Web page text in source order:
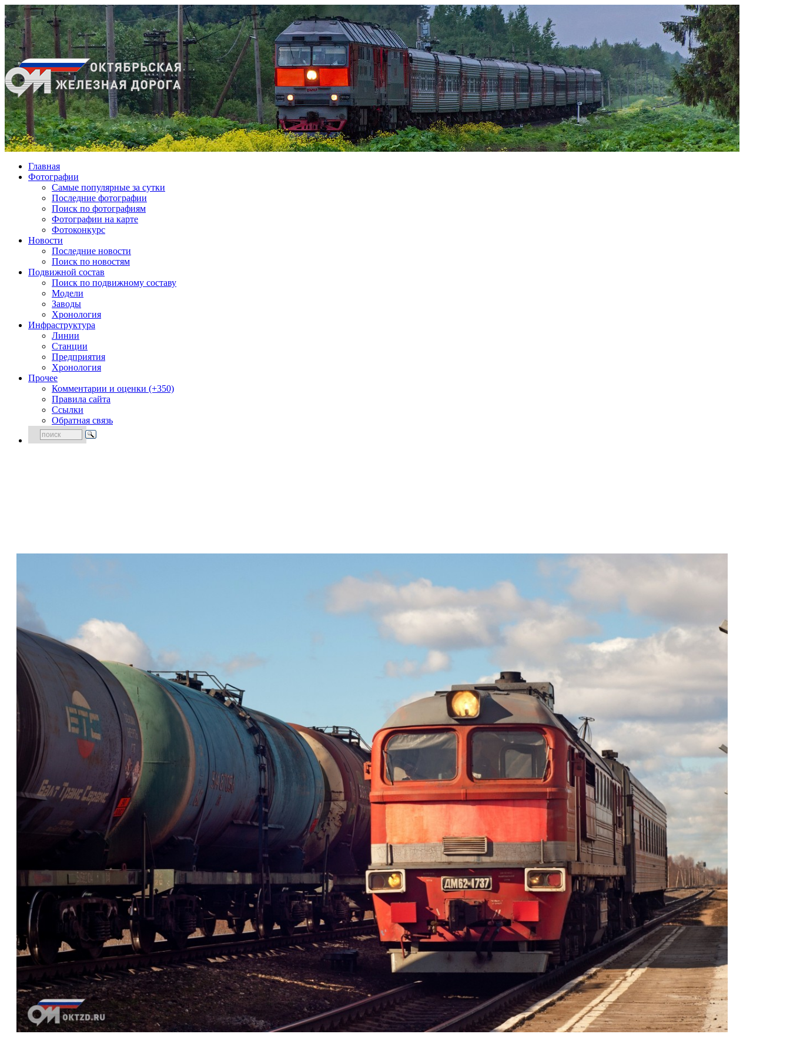
Главная
Фотографии
Cамые популярные за сутки
Последние фотографии
Поиск по фотографиям
Фотографии на карте
Фотоконкурс
Новости
Последние новости
Поиск по новостям
Подвижной состав
Поиск по подвижному составу
Модели
Заводы
Хронология
Инфраструктура
Линии
Станции
Предприятия
Хронология
Прочее
Комментарии и оценки (+350)
Правила сайта
Ссылки
Обратная связь